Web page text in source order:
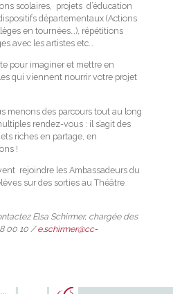
scolaires, projets d’éducation
départementaux (Actions
en tournées…), répétitions
avec les artistes etc…
pour imaginer et mettre en
qui viennent nourrir votre projet
menons des parcours tout au long
rendez-vous : il s’agit des
riches en partage, en
!
rejoindre les Ambassadeurs du
sur des sorties au Théâtre
Elsa Schirmer, chargée des
00 10 /e.schirmer@cc-